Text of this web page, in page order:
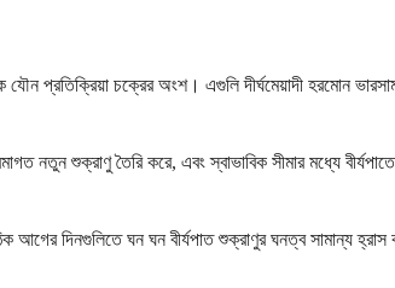
প্রতিক্রিয়া চক্রের অংশ। এগুলি দীর্ঘমেয়াদী হরমোন
নতুন শুক্রাণু তৈরি করে, এবং স্বাভাবিক সীমার মধ্যে
আগের দিনগুলিতে ঘন ঘন বীর্যপাত শুক্রাণুর ঘনত্ব সামান্য